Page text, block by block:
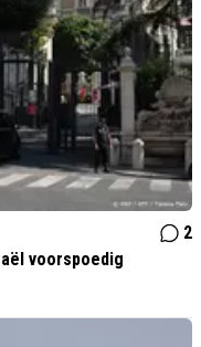
2
voorspoedig